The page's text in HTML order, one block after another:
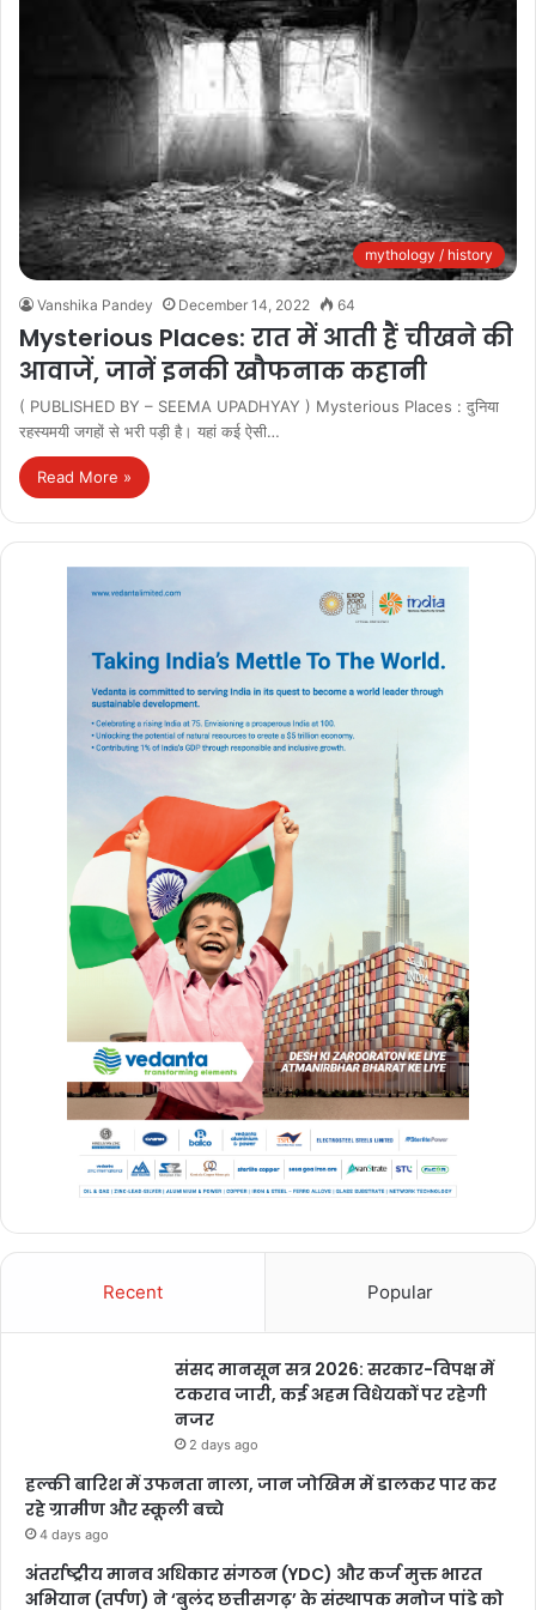
mythology / history
Vanshika Pandey December 14, 2022 64
Mysterious Places: रात में आती हैं चीखने की
आवाजें, जानें इनकी खौफनाक कहानी
( PUBLISHED BY – SEEMA UPADHYAY ) Mysterious Places : दुनिया
रहस्यमयी जगहों से भरी पड़ी है। यहां कई ऐसी…
Read More »
Recent Popular
संसद मानसून सत्र 2026: सरकार-विपक्ष में
टकराव जारी, कई अहम विधेयकों पर रहेगी
नजर
2 days ago
हल्की बारिश में उफनता नाला, जान जोखिम में डालकर पार कर
रहे ग्रामीण और स्कूली बच्चे
4 days ago
अंतर्राष्ट्रीय मानव अधिकार संगठन (YDC) और कर्ज मुक्त भारत
अभियान (तर्पण) ने ‘बुलंद छत्तीसगढ़’ के संस्थापक मनोज पांडे को